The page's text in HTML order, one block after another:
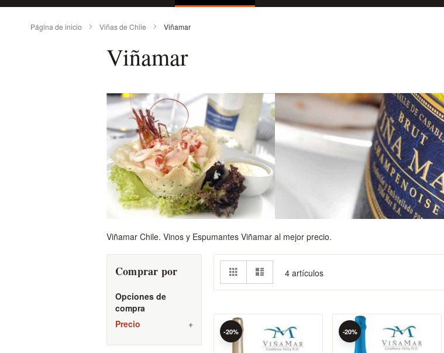
Página de inicio Viñas de Chile Viñamar
Viñamar
Viñamar Chile. Vinos y Espumantes Viñamar al mejor precio.
Ver
como
Parrilla 4artículos
-20% -20%
Comprar por
Opciones de
compra
Precio